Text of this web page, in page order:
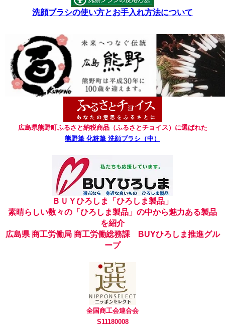
洗顔ブラシの使い方とお手入れ方法について
広島県熊野町ふるさと納税商品（ふるさとチョイス）に選ばれた
熊野筆 化粧筆 洗顔ブラシ（中）
ＢＵＹひろしま「ひろしま製品」
素晴らしい数々の「ひろしま製品」の中から魅力ある製品
を紹介
広島県 商工労働局 商工労働総務課 BUYひろしま推進グル
ープ
全国商工会連合会
S11180008